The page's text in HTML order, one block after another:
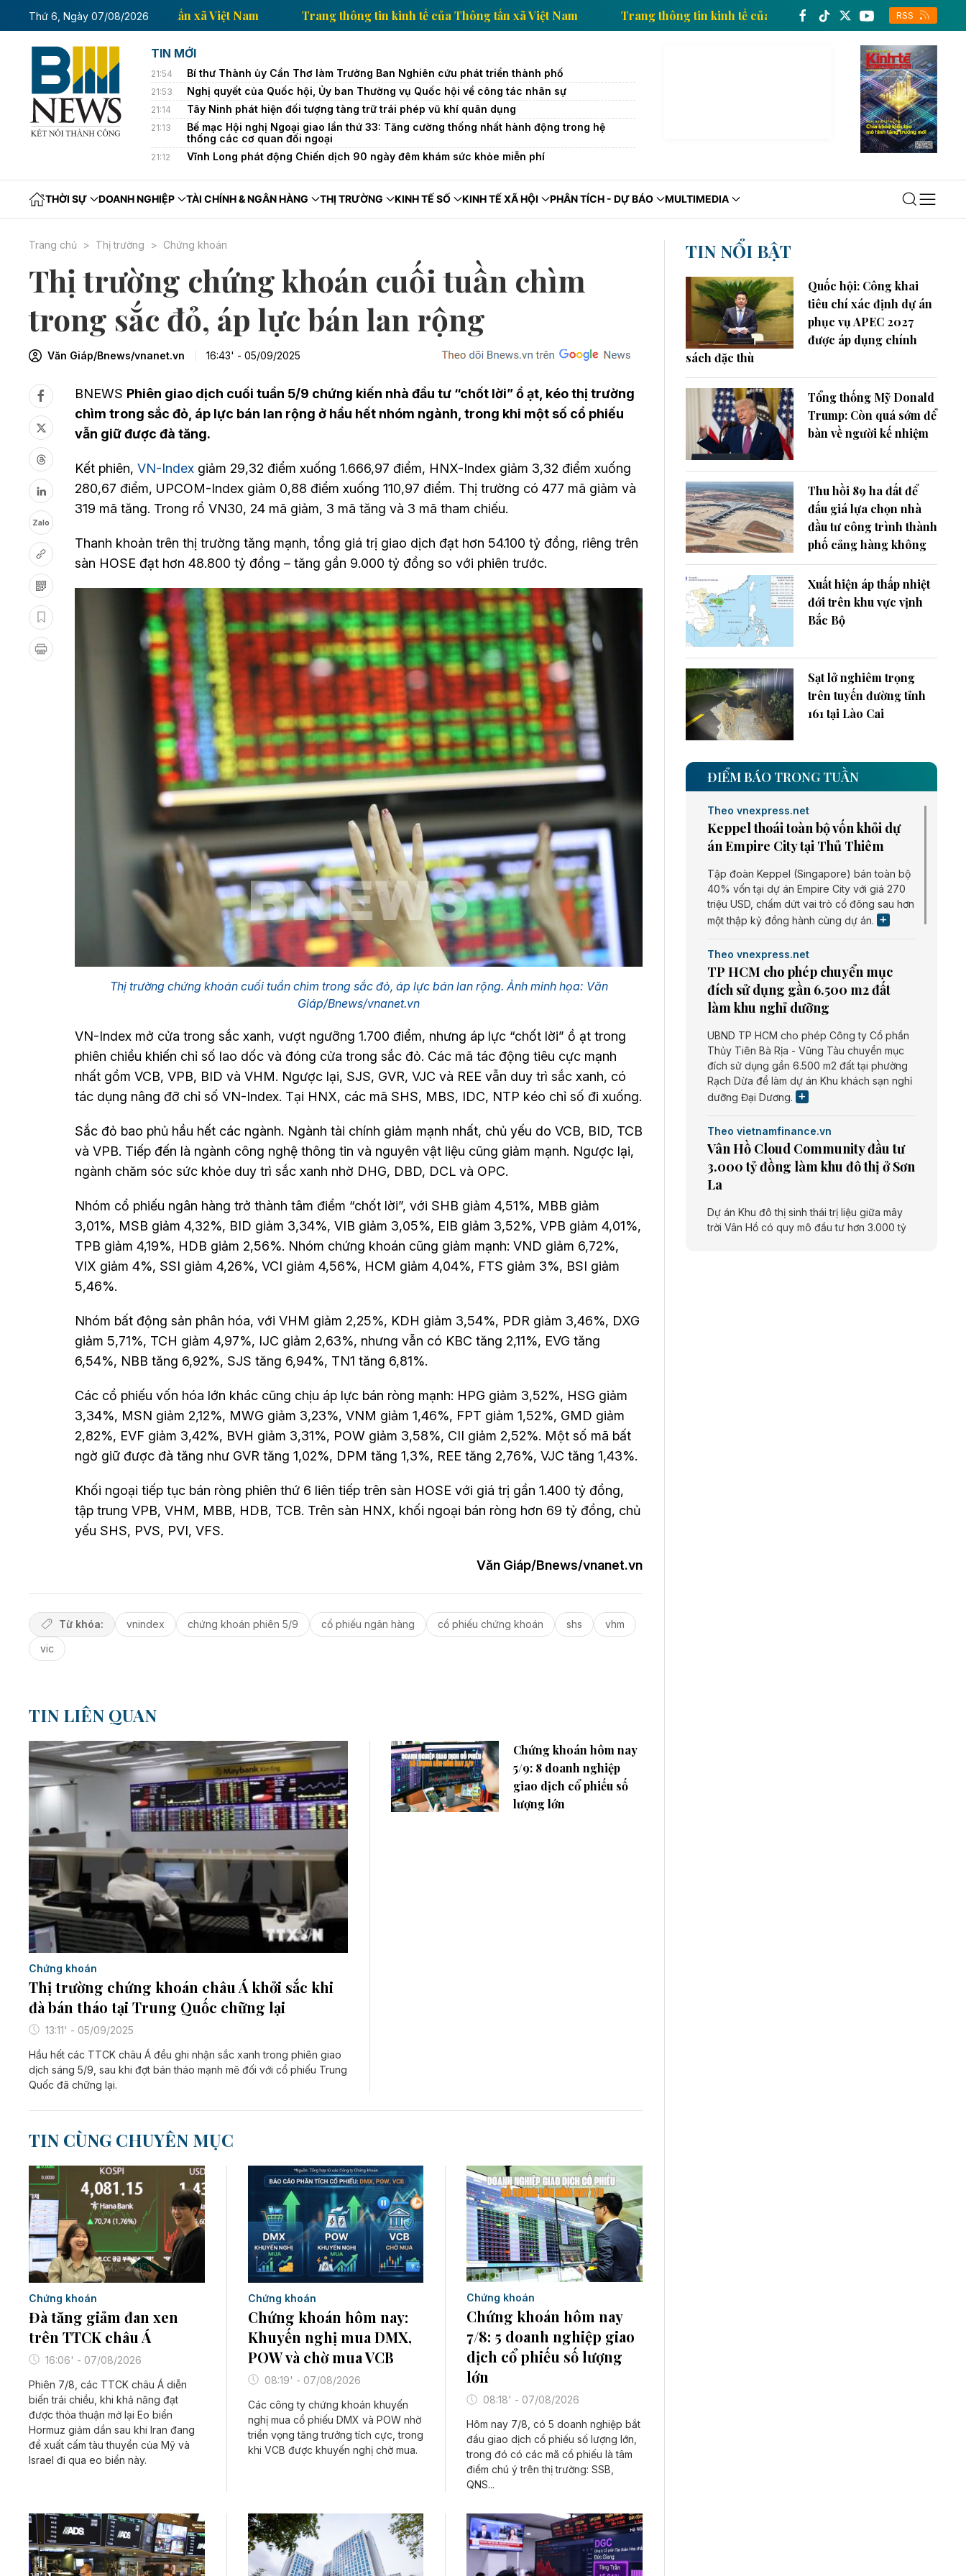
Thứ 6, Ngày 07/08/2026
Trang thông tin kinh tế của Thông tấn xã Việt Nam Trang thông tin kinh tế của Thông tấn xã Việt Nam Trang thông tin kinh tế của Thông tấn xã Việt Nam
RSS
TIN MỚI
21:54 Bí thư Thành ủy Cần Thơ làm Trưởng Ban Nghiên cứu phát triển thành phố
21:53 Nghị quyết của Quốc hội, Ủy ban Thường vụ Quốc hội về công tác nhân sự
21:14 Tây Ninh phát hiện đối tượng tàng trữ trái phép vũ khí quân dụng
21:13
Bế mạc Hội nghị Ngoại giao lần thứ 33: Tăng cường thống nhất hành động trong hệ
thống các cơ quan đối ngoại
21:12 Vĩnh Long phát động Chiến dịch 90 ngày đêm khám sức khỏe miễn phí
THỜI SỰ DOANH NGHIỆP TÀI CHÍNH & NGÂN HÀNG THỊ TRƯỜNG KINH TẾ SỐ KINH TẾ XÃ HỘI PHÂN TÍCH - DỰ BÁO MULTIMEDIA
Trang chủ Thị trường Chứng khoán
Thị trường chứng khoán cuối tuần chìm
trong sắc đỏ, áp lực bán lan rộng
Văn Giáp/Bnews/vnanet.vn 16:43' - 05/09/2025
Zalo
BNEWS Phiên giao dịch cuối tuần 5/9 chứng kiến nhà đầu tư “chốt lời” ồ ạt, kéo thị trường
chìm trong sắc đỏ, áp lực bán lan rộng ở hầu hết nhóm ngành, trong khi một số cổ phiếu
vẫn giữ được đà tăng.
Kết phiên, VN-Index giảm 29,32 điểm xuống 1.666,97 điểm, HNX-Index giảm 3,32 điểm xuống
280,67 điểm, UPCOM-Index giảm 0,88 điểm xuống 110,97 điểm. Thị trường có 477 mã giảm và
319 mã tăng. Trong rổ VN30, 24 mã giảm, 3 mã tăng và 3 mã tham chiếu.
Thanh khoản trên thị trường tăng mạnh, tổng giá trị giao dịch đạt hơn 54.100 tỷ đồng, riêng trên
sàn HOSE đạt hơn 48.800 tỷ đồng – tăng gần 9.000 tỷ đồng so với phiên trước.
Thị trường chứng khoán cuối tuần chìm trong sắc đỏ, áp lực bán lan rộng. Ảnh minh họa: Văn
Giáp/Bnews/vnanet.vn
VN-Index mở cửa trong sắc xanh, vượt ngưỡng 1.700 điểm, nhưng áp lực “chốt lời” ồ ạt trong
phiên chiều khiến chỉ số lao dốc và đóng cửa trong sắc đỏ. Các mã tác động tiêu cực mạnh
nhất gồm VCB, VPB, BID và VHM. Ngược lại, SJS, GVR, VJC và REE vẫn duy trì sắc xanh, có
tác dụng nâng đỡ chỉ số VN-Index. Tại HNX, các mã SHS, MBS, IDC, NTP kéo chỉ số đi xuống.
Sắc đỏ bao phủ hầu hết các ngành. Ngành tài chính giảm mạnh nhất, chủ yếu do VCB, BID, TCB
và VPB. Tiếp đến là ngành công nghệ thông tin và nguyên vật liệu cũng giảm mạnh. Ngược lại,
ngành chăm sóc sức khỏe duy trì sắc xanh nhờ DHG, DBD, DCL và OPC.
Nhóm cổ phiếu ngân hàng trở thành tâm điểm “chốt lời”, với SHB giảm 4,51%, MBB giảm
3,01%, MSB giảm 4,32%, BID giảm 3,34%, VIB giảm 3,05%, EIB giảm 3,52%, VPB giảm 4,01%,
TPB giảm 4,19%, HDB giảm 2,56%. Nhóm chứng khoán cũng giảm mạnh: VND giảm 6,72%,
VIX giảm 4%, SSI giảm 4,26%, VCI giảm 4,56%, HCM giảm 4,04%, FTS giảm 3%, BSI giảm
5,46%.
Nhóm bất động sản phân hóa, với VHM giảm 2,25%, KDH giảm 3,54%, PDR giảm 3,46%, DXG
giảm 5,71%, TCH giảm 4,97%, IJC giảm 2,63%, nhưng vẫn có KBC tăng 2,11%, EVG tăng
6,54%, NBB tăng 6,92%, SJS tăng 6,94%, TN1 tăng 6,81%.
Các cổ phiếu vốn hóa lớn khác cũng chịu áp lực bán ròng mạnh: HPG giảm 3,52%, HSG giảm
3,34%, MSN giảm 2,12%, MWG giảm 3,23%, VNM giảm 1,46%, FPT giảm 1,52%, GMD giảm
2,82%, EVF giảm 3,42%, BVH giảm 3,31%, POW giảm 3,58%, CII giảm 2,52%. Một số mã bất
ngờ giữ được đà tăng như GVR tăng 1,02%, DPM tăng 1,3%, REE tăng 2,76%, VJC tăng 1,43%.
Khối ngoại tiếp tục bán ròng phiên thứ 6 liên tiếp trên sàn HOSE với giá trị gần 1.400 tỷ đồng,
tập trung VPB, VHM, MBB, HDB, TCB. Trên sàn HNX, khối ngoại bán ròng hơn 69 tỷ đồng, chủ
yếu SHS, PVS, PVI, VFS.
Văn Giáp/Bnews/vnanet.vn
Từ khóa: vnindex chứng khoán phiên 5/9 cổ phiếu ngân hàng cổ phiếu chứng khoán shs
vhm
vic
TIN LIÊN QUAN
Chứng khoán
Thị trường chứng khoán châu Á khởi sắc khi
đà bán tháo tại Trung Quốc chững lại
13:11' - 05/09/2025
Hầu hết các TTCK châu Á đều ghi nhận sắc xanh trong phiên giao
dịch sáng 5/9, sau khi đợt bán tháo mạnh mẽ đối với cổ phiếu Trung
Quốc đã chững lại.
Chứng khoán hôm nay
5/9: 8 doanh nghiệp
giao dịch cổ phiếu số
lượng lớn
TIN CÙNG CHUYÊN MỤC
Chứng khoán
Đà tăng giảm đan xen
trên TTCK châu Á
16:06' - 07/08/2026
Phiên 7/8, các TTCK châu Á diễn
biến trái chiều, khi khả năng đạt
được thỏa thuận mở lại Eo biển
Hormuz giảm dần sau khi Iran đang
đề xuất cấm tàu thuyền của Mỹ và
Israel đi qua eo biển này.
Chứng khoán
Chứng khoán hôm nay:
Khuyến nghị mua DMX,
POW và chờ mua VCB
08:19' - 07/08/2026
Các công ty chứng khoán khuyến
nghị mua cổ phiếu DMX và POW nhờ
triển vọng tăng trưởng tích cực, trong
khi VCB được khuyến nghị chờ mua.
Chứng khoán
Chứng khoán hôm nay
7/8: 5 doanh nghiệp giao
dịch cổ phiếu số lượng
lớn
08:18' - 07/08/2026
Hôm nay 7/8, có 5 doanh nghiệp bắt
đầu giao dịch cổ phiếu số lượng lớn,
trong đó có các mã cổ phiếu là tâm
điểm chú ý trên thị trường: SSB,
QNS...
TIN NỔI BẬT
Quốc hội: Công khai
tiêu chí xác định dự án
phục vụ APEC 2027
được áp dụng chính
sách đặc thù
Tổng thống Mỹ Donald
Trump: Còn quá sớm để
bàn về người kế nhiệm
Thu hồi 89 ha đất để
đấu giá lựa chọn nhà
đầu tư công trình thành
phố cảng hàng không
Xuất hiện áp thấp nhiệt
đới trên khu vực vịnh
Bắc Bộ
Sạt lở nghiêm trọng
trên tuyến đường tỉnh
161 tại Lào Cai
ĐIỂM BÁO TRONG TUẦN
Theo vnexpress.net
Keppel thoái toàn bộ vốn khỏi dự
án Empire City tại Thủ Thiêm
Tập đoàn Keppel (Singapore) bán toàn bộ
40% vốn tại dự án Empire City với giá 270
triệu USD, chấm dứt vai trò cổ đông sau hơn
một thập kỷ đồng hành cùng dự án.
Theo vnexpress.net
TP HCM cho phép chuyển mục
đích sử dụng gần 6.500 m2 đất
làm khu nghỉ dưỡng
UBND TP HCM cho phép Công ty Cổ phần
Thủy Tiên Bà Rịa - Vũng Tàu chuyển mục
đích sử dụng gần 6.500 m2 đất tại phường
Rạch Dừa để làm dự án Khu khách sạn nghỉ
dưỡng Đại Dương.
Theo vietnamfinance.vn
Vân Hồ Cloud Community đầu tư
3.000 tỷ đồng làm khu đô thị ở Sơn
La
Dự án Khu đô thị sinh thái trị liệu giữa mây
trời Vân Hồ có quy mô đầu tư hơn 3.000 tỷ